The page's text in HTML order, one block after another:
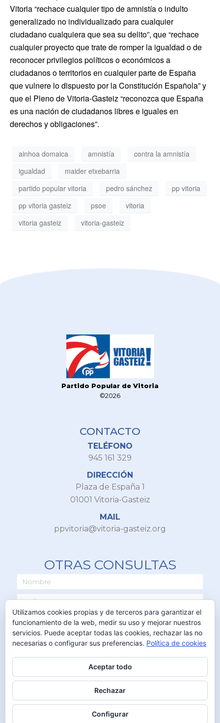
Vitoria “rechace cualquier tipo de amnistía o indulto
generalizado no individualizado para cualquier
ciudadano cualquiera que sea su delito”, que “rechace
cualquier proyecto que trate de romper la igualdad o de
reconocer privilegios políticos o económicos a
ciudadanos o territorios en cualquier parte de España
que vulnere lo dispuesto por la Constitución Española” y
que el Pleno de Vitoria-Gasteiz “reconozca que España
es una nación de ciudadanos libres e iguales en
derechos y obligaciones”.
ainhoa domaica amnistía
contra la amnistía
igualdad
maider etxebarria
partido popular vitoria
pedro sánchez
pp vitoria
pp vitoria gasteiz
psoe
vitoria
vitoria gasteiz
vitoria-gasteiz
Partido Popular de Vitoria
©2026
CONTACTO
TELÉFONO
945 161 329
DIRECCIÓN
Plaza de España 1
01001 Vitoria-Gasteiz
MAIL
ppvitoria@vitoria-gasteiz.org
OTRAS CONSULTAS
ENVIAR
Utilizamos cookies propias y de terceros para garantizar el
funcionamiento de la web, medir su uso y mejorar nuestros
servicios. Puede aceptar todas las cookies, rechazar las no
necesarias o configurar sus preferencias. Política de cookies
Aceptar todo
Rechazar
Configurar